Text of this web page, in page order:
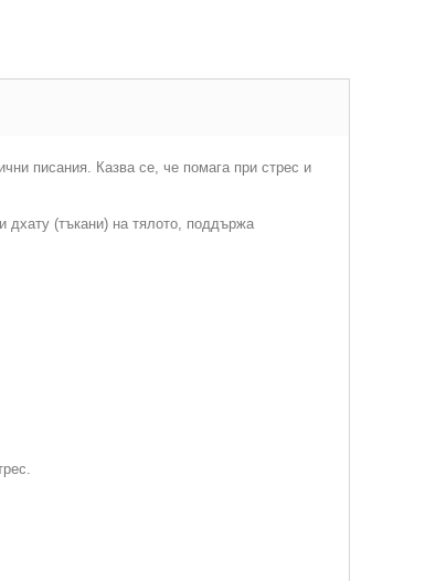
писания. Казва се, че помага при стрес и
дхату (тъкани) на тялото, поддържа